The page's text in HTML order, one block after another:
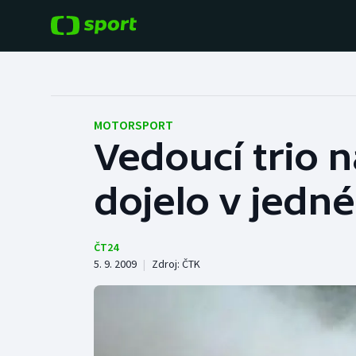
Hokej
Tenis
Cyklistika
Baseball a softbal
Basketbal
Boby a skeleton
MOTORSPORT
Vedoucí trio
dojelo v
ČT24
5. 9. 2009 | Zdroj: ČTK